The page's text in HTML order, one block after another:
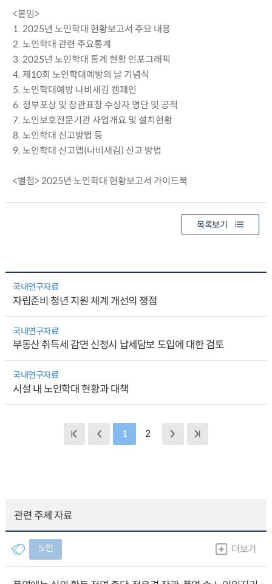
<붙임>
1. 2025년 노인학대 현황보고서 주요 내용
2. 노인학대 관련 주요통계
3. 2025년 노인학대 통계 현황 인포그래픽
4. 제10회 노인학대예방의 날 기념식
5. 노인학대예방 나비새김 캠페인
6. 정부포상 및 장관표창 수상자 명단 및 공적
7. 노인보호전문기관 사업개요 및 설치현황
8. 노인학대 신고방법 등
9. 노인학대 신고앱(나비새김) 신고 방법
<별첨> 2025년 노인학대 현황보고서 가이드북
목록보기
국내연구자료
자립준비 청년 지원 체계 개선의 쟁점
국내연구자료
부동산 취득세 감면 신청시 납세담보 도입에 대한 검토
국내연구자료
시설 내 노인학대 현황과 대책
1 2
관련 주제 자료
노인 더보기